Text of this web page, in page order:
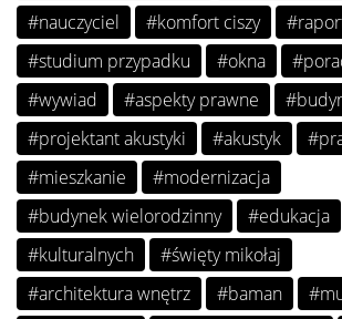
#nauczyciel
#komfort ciszy
#studium przypadku
#okna
#wywiad
#aspekty prawne
#projektant akustyki
#akustyk
#mieszkanie
#modernizacja
#budynek wielorodzinny
#edukacja
#kulturalnych
#święty mikołaj
#architektura wnętrz
#baman